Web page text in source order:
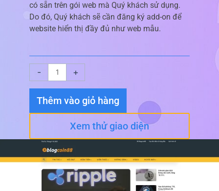
có sẵn trên gói web mà Quý khách sử dụng.
Do đó, Quý khách sẽ cần đăng ký add-on để
website hiển thị đầy đủ như web mẫu.
-
diện
Blogcoin
01
lượng
+
Thêm vào giỏ hàng
Xem thử giao diện